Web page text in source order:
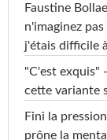
Faustine
n'imaginez
j'étais difficile
"C'est exquis"
cette variante
Fini la
prône la